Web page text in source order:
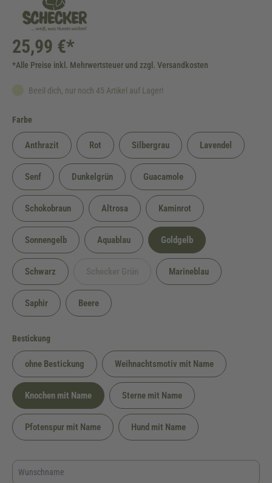
25,99 €*
*Alle Preise inkl. Mehrwertsteuer und zzgl. Versandkosten
Beeil dich, nur noch 45 Artikel auf Lager!
Farbe
Anthrazit Rot Silbergrau Lavendel
Senf Dunkelgrün Guacamole
Schokobraun Altrosa Kaminrot
Sonnengelb Aquablau Goldgelb
Schwarz (Diese Option ist zurzeit nicht verfügbar.)
Marineblau
Saphir Beere
Bestickung
ohne Bestickung Weihnachtsmotiv mit Name
Knochen mit Name Sterne mit Name
Pfotenspur mit Name Hund mit Name